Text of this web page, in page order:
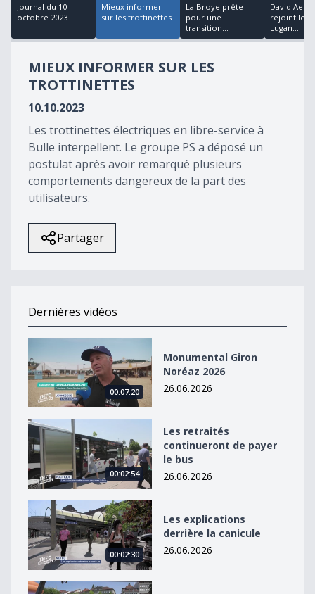
18
minutes,
seconds
Journal du 10
octobre 2023
Mieux informer
sur les trottinettes
La Broye prête
pour une
transition...
David
rejoint le
Lugan...
MIEUX INFORMER SUR LES
TROTTINETTES
10.10.2023
Les trottinettes électriques en libre-service à
Bulle interpellent. Le groupe PS a déposé un
postulat après avoir remarqué plusieurs
comportements dangereux de la part des
utilisateurs.
Partager
Dernières vidéos
Monumental Giron Noréaz 2026
00:07:20
Monumental Giron
Noréaz 2026
26.06.2026
Les retraités continueront de payer le bus
00:02:54
Les retraités
continueront de payer
le bus
26.06.2026
Les explications derrière la canicule
00:02:30
Les explications
derrière la canicule
26.06.2026
L&#039;élite sur la place Georges Python